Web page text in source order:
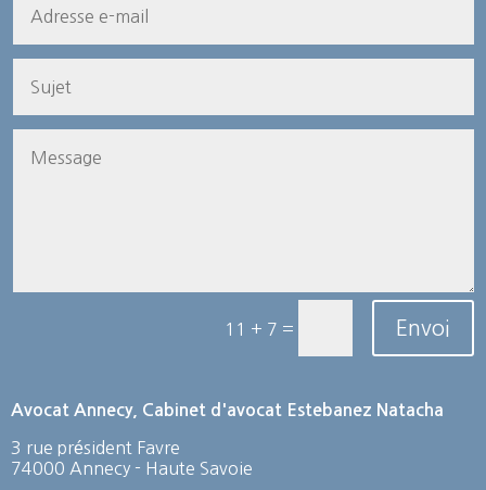
11 + 7 = Envoi
Avocat Annecy, Cabinet d'avocat Estebanez Natacha
3 rue président Favre
74000 Annecy - Haute Savoie